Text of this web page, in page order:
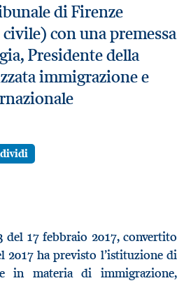
di Firenze
con una premessa
Presidente della
immigrazione e
del 17 febbraio 2017, convertito
2017 ha previsto l’istituzione di
in materia di immigrazione,